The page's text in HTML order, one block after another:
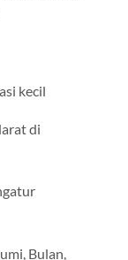
kecil
di
Bulan,